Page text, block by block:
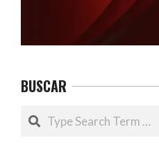
BUSCAR
Search